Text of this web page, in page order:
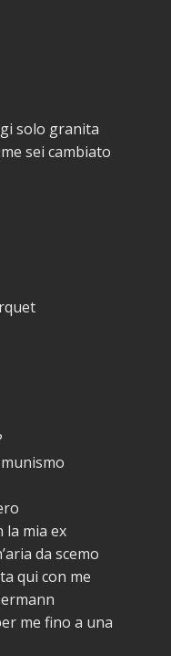
solo granita
sei cambiato
la mia ex
da scemo
qui con me
me fino a una